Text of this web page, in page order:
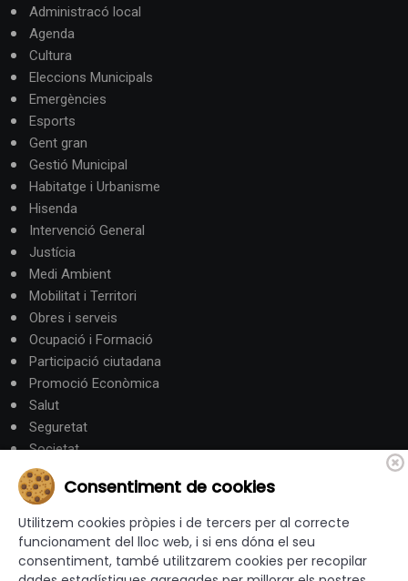
Administracó local
Agenda
Cultura
Eleccions Municipals
Emergències
Esports
Gent gran
Gestió Municipal
Habitatge i Urbanisme
Hisenda
Intervenció General
Justícia
Medi Ambient
Mobilitat i Territori
Obres i serveis
Ocupació i Formació
Participació ciutadana
Promoció Econòmica
Salut
Seguretat
Societat
Turisme
Altres Canals
canalandorra.ad
Consentiment de cookies
Utilitzem cookies pròpies i de tercers per al correcte
funcionament del lloc web, i si ens dóna el seu
consentiment, també utilitzarem cookies per recopilar